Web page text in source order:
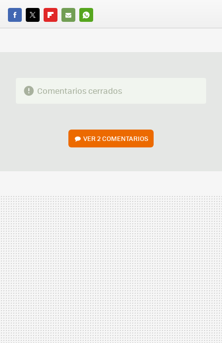
FACEBOOK
TWITTERFLIPBOARD
E-
WHATSAPP
Comentarios cerrados
VER2 COMENTARIOS